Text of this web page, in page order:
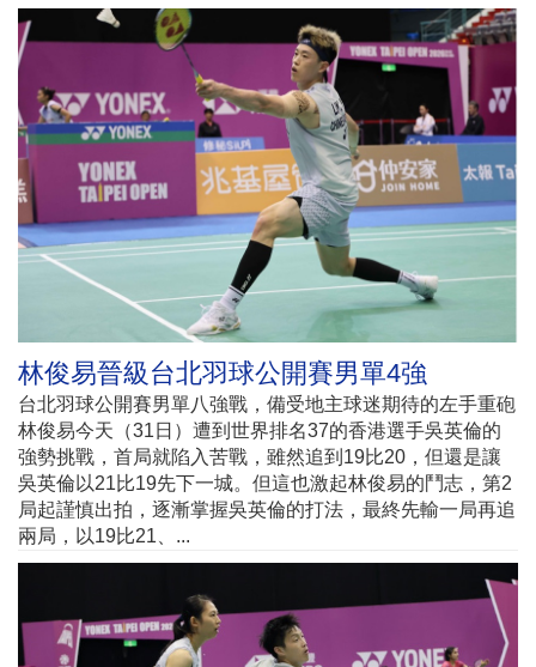
林俊易晉級台北羽球公開賽男單4強
台北羽球公開賽男單八強戰，備受地主球迷期待的左手重砲
林俊易今天（31日）遭到世界排名37的香港選手吳英倫的
強勢挑戰，首局就陷入苦戰，雖然追到19比20，但還是讓
吳英倫以21比19先下一城。但這也激起林俊易的鬥志，第2
局起謹慎出拍，逐漸掌握吳英倫的打法，最終先輸一局再追
兩局，以19比21、...